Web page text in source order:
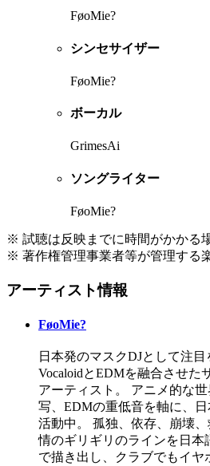
FøoMie?
シンセサイザー
FøoMie?
ボーカル
GrimesAi
ソングライター
FøoMie?
※ 試聴は反映までに時間がかかる
※ 著作権管理事業者等が管理する
アーティスト情報
FøoMie?
日本発のマスクDJとして注
VocaloidとEDMを融合させた
アーティスト。 アニメ的な
写、EDMの重低音を軸に、
活動中。 孤独、依存、崩壊
情のギリギリのラインを日本
で描き出し、クラブでもイヤ